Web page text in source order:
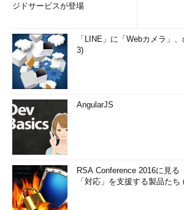
ジドサービスが登場
「LINE」に「Webカメラ」
3)
AngularJS
RSA Conference 2016に見る
「対応」を支援する製品たち